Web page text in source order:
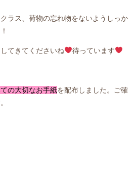
ラス、荷物の忘れ物をないようしっか
てきてくださいね 待っています
の大切なお手紙を配布しました。ご確